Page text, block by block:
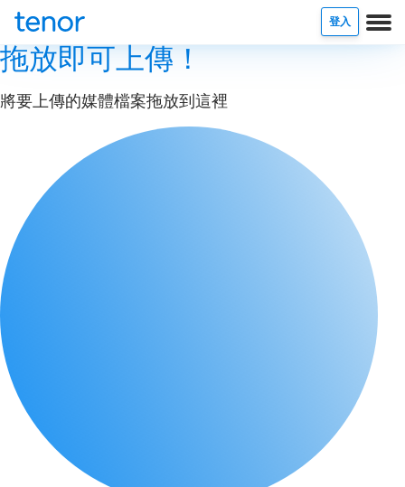
登入
拖放即可上傳！
將要上傳的媒體檔案拖放到這裡